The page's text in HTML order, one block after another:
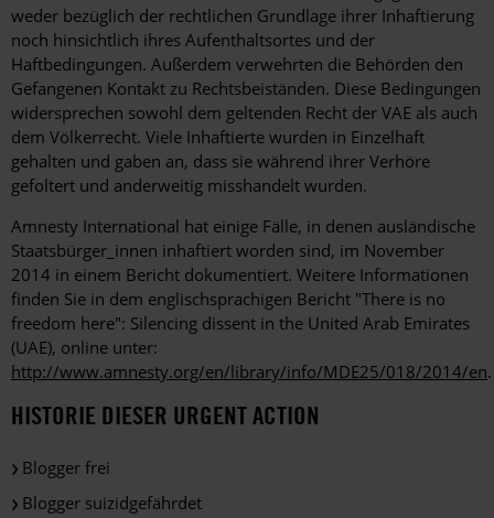
weder bezüglich der rechtlichen Grundlage ihrer Inhaftierung
noch hinsichtlich ihres Aufenthaltsortes und der
Haftbedingungen. Außerdem verwehrten die Behörden den
Gefangenen Kontakt zu Rechtsbeiständen. Diese Bedingungen
widersprechen sowohl dem geltenden Recht der VAE als auch
dem Völkerrecht. Viele Inhaftierte wurden in Einzelhaft
gehalten und gaben an, dass sie während ihrer Verhöre
gefoltert und anderweitig misshandelt wurden.
Amnesty International hat einige Fälle, in denen ausländische
Staatsbürger_innen inhaftiert worden sind, im November
2014 in einem Bericht dokumentiert. Weitere Informationen
finden Sie in dem englischsprachigen Bericht "There is no
freedom here": Silencing dissent in the United Arab Emirates
(UAE), online unter:
http://www.amnesty.org/en/library/info/MDE25/018/2014/en.
HISTORIE DIESER URGENT ACTION
Blogger frei
Blogger suizidgefährdet